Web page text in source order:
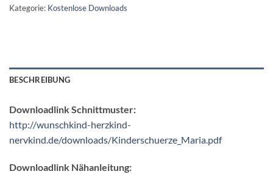
Kategorie: Kostenlose Downloads
BESCHREIBUNG
Downloadlink Schnittmuster:
http://wunschkind-herzkind-
nervkind.de/downloads/Kinderschuerze_Maria.pdf
Downloadlink Nähanleitung: